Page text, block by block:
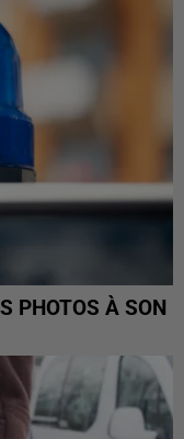
PHOTOS À SON